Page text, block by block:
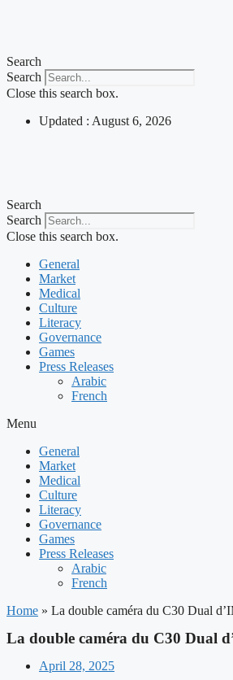
Search
Search
Close this search box.
Updated : August 6, 2026
Search
Search
Close this search box.
General
Market
Medical
Culture
Literacy
Governance
Games
Press Releases
Arabic
French
Menu
General
Market
Medical
Culture
Literacy
Governance
Games
Press Releases
Arabic
French
Home » La double caméra du C30 Dual
La double caméra du C30 Dual
April 28, 2025